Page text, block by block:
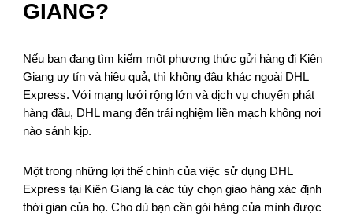
GIANG?
Nếu bạn đang tìm kiếm một phương thức gửi hàng đi Kiên
Giang uy tín và hiệu quả, thì không đâu khác ngoài DHL
Express. Với mạng lưới rộng lớn và dịch vụ chuyển phát
hàng đầu, DHL mang đến trải nghiệm liền mạch không nơi
nào sánh kịp.
Một trong những lợi thế chính của việc sử dụng DHL
Express tại Kiên Giang là các tùy chọn giao hàng xác định
thời gian của họ. Cho dù bạn cần gói hàng của mình được